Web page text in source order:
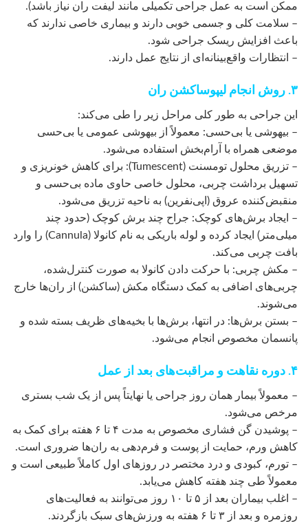
ممکن است به عمل جراحی تکمیلی مانند لیفت ران نیاز باشد).
– سلامت کلی و جسمی خوبی دارند و بیماری خاصی ندارند که
باعث افزایش ریسک جراحی شود.
– انتظارات واقع‌بینانه‌ای از نتایج عمل دارند.
۳. روش انجام لیپوساکشن ران
این جراحی به طور کلی مراحل زیر را طی می‌کند:
– بیهوشی یا بی‌حسی: معمولاً از بیهوشی عمومی یا بی‌حسی
موضعی همراه با آرام‌بخش استفاده می‌شود.
– تزریق محلول تومسنت (Tumescent): برای کاهش خونریزی و
تسهیل برداشت چربی، محلول خاصی حاوی ماده بی‌حسی و
منقبض‌کننده عروق (اپی‌نفرین) به ناحیه تزریق می‌شود.
– ایجاد برش‌های کوچک: جراح چند برش کوچک (حدود چند
میلی‌متر) ایجاد کرده و لوله باریکی به نام کانولا (Cannula) را وارد
بافت چربی می‌کند.
– مکش چربی: با حرکت دادن کانولا به صورت کنترل‌شده،
چربی‌های اضافی به کمک دستگاه مکش (ساکشن) از ران‌ها خارج
می‌شوند.
– بستن برش‌ها: در انتها، برش‌ها با بخیه‌های ظریف بسته شده و
پانسمان مخصوص انجام می‌شود.
۴. دوره نقاهت و مراقبت‌های بعد از عمل
– معمولاً بیمار همان روز جراحی یا نهایتاً پس از یک شب بستری
مرخص می‌شود.
– پوشیدن گن فشاری مخصوص به مدت ۴ تا ۶ هفته برای کمک به
کاهش ورم، حمایت از پوست و فرم‌دهی به ران‌ها ضروری است.
– تورم، کبودی و درد مختصر در روزهای اول کاملاً طبیعی است و
معمولاً طی چند هفته کاهش می‌یابد.
– اغلب بیماران بعد از ۵ تا ۱۰ روز می‌توانند به فعالیت‌های
روزمره و بعد از ۳ تا ۶ هفته به ورزش‌های سبک بازگردند.